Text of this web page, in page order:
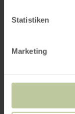
Statistiken
Marketing